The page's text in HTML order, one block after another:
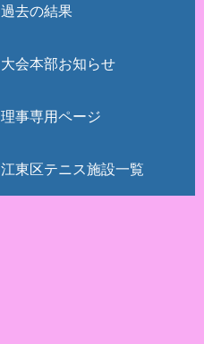
過去の結果
大会本部お知らせ
理事専用ページ
江東区テニス施設一覧